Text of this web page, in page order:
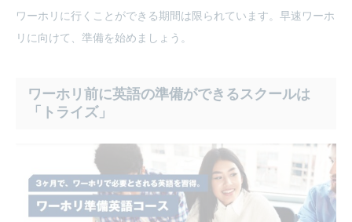
ワーホリに行くことができる期間は限られています。早速ワーホ
リに向けて、準備を始めましょう。
ワーホリ前に英語の準備ができるスクールは
「トライズ」